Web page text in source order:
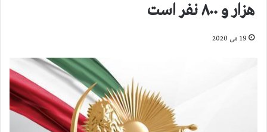
هزار و ۸۰۰ نفر است
19 می 2020